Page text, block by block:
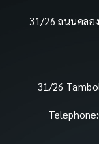
31/26 ถนนคลอ
31/26